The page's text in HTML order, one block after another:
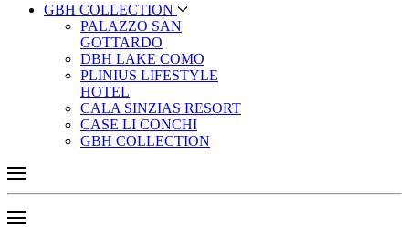
GBH COLLECTION
PALAZZO SAN
GOTTARDO
DBH LAKE COMO
PLINIUS LIFESTYLE
HOTEL
CALA SINZIAS RESORT
CASE LI CONCHI
GBH COLLECTION